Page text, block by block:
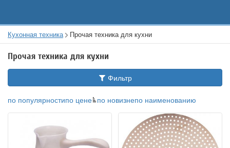
Кухонная техника Прочая техника для кухни
Прочая техника для кухни
Фильтр
по популярностипо цене по новизнепо наименованию